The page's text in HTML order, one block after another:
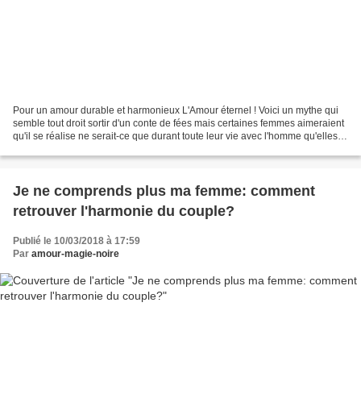
Pour un amour durable et harmonieux L'Amour éternel ! Voici un mythe qui
semble tout droit sortir d'un conte de fées mais certaines femmes aimeraient
qu'il se réalise ne serait-ce que durant toute leur vie avec l'homme qu'elles
Je ne comprends plus ma femme: comment
retrouver l'harmonie du couple?
Publié le 10/03/2018 à 17:59
Par amour-magie-noire